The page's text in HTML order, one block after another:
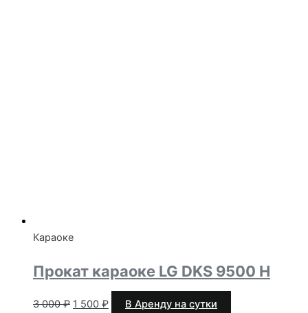
Караоке
Прокат караоке LG DKS 9500 H
3 000₽ Первоначальная
1 500 ₽Текущая
В Аренду на сутки